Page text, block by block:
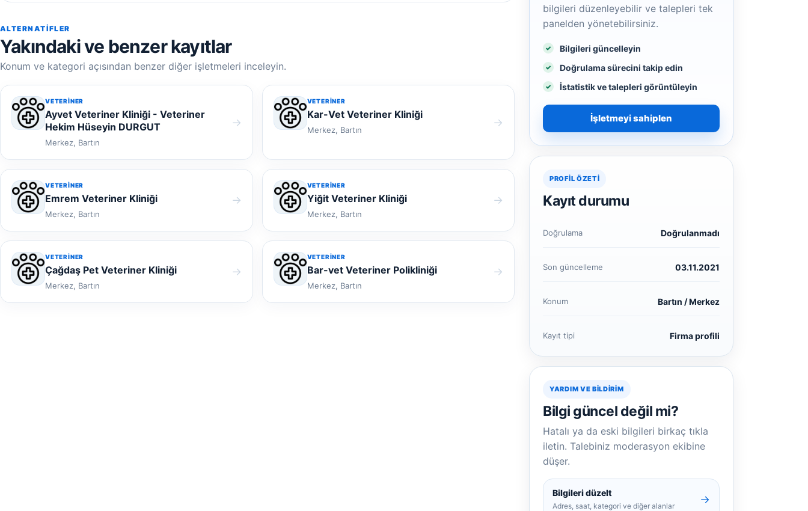
ALTERNATIFLER
Yakındaki ve benzer kayıtlar
Konum ve kategori açısından benzer diğer işletmeleri inceleyin.
VETERINER
Ayvet Veteriner Kliniği - Veteriner
Hekim Hüseyin DURGUT
Merkez, Bartın
→
VETERINER
Kar-Vet Veteriner Kliniği
Merkez, Bartın
→
VETERINER
Emrem Veteriner Kliniği
Merkez, Bartın
→
VETERINER
Yiğit Veteriner Kliniği
Merkez, Bartın
→
VETERINER
Çağdaş Pet Veteriner Kliniği
Merkez, Bartın
→
VETERINER
Bar-vet Veteriner Polikliniği
Merkez, Bartın
→
bilgileri düzenleyebilir ve talepleri tek
panelden yönetebilirsiniz.
Bilgileri güncelleyin
Doğrulama sürecini takip edin
İstatistik ve talepleri görüntüleyin
İşletmeyi sahiplen
PROFIL ÖZETI
Kayıt durumu
Doğrulama Doğrulanmadı
Son güncelleme 03.11.2021
Konum Bartın / Merkez
Kayıt tipi Firma profili
YARDIM VE BILDIRIM
Bilgi güncel değil mi?
Hatalı ya da eski bilgileri birkaç tıkla
iletin. Talebiniz moderasyon ekibine
düşer.
Bilgileri düzelt
Adres, saat, kategori ve diğer alanlar
→